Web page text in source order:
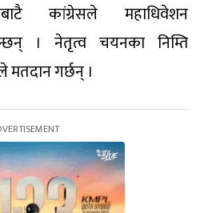
कांग्रेसले महाधिवेशन
। नेतृत्व चयनका निम्ति
मतदान गर्छन् ।